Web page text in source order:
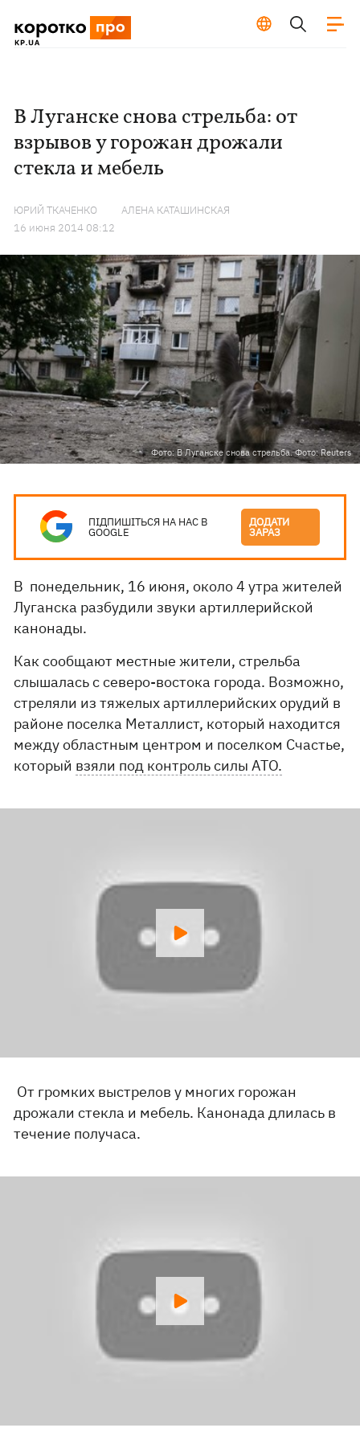
В Луганске снова стрельба: от
взрывов у горожан дрожали
стекла и мебель
ЮРИЙ ТКАЧЕНКО
АЛЕНА КАТАШИНСКАЯ
16 июня 2014 08:12
Фото: В Луганске снова стрельба. Фото: Reuters
ПІДПИШІТЬСЯ НА НАС В
GOOGLE
ДОДАТИ
ЗАРАЗ
В понедельник, 16 июня, около 4 утра жителей
Луганска разбудили звуки артиллерийской
канонады.
Как сообщают местные жители, стрельба
слышалась с северо-востока города. Возможно,
стреляли из тяжелых артиллерийских орудий в
районе поселка Металлист, который находится
между областным центром и поселком Счастье,
который взяли под контроль силы АТО.
От громких выстрелов у многих горожан
дрожали стекла и мебель. Канонада длилась в
течение получаса.